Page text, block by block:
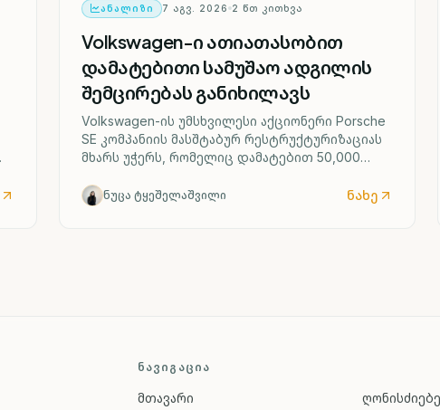
ᲐᲜᲐᲚᲘᲖᲘ 7 ᲐᲒᲕ. 2026 2 ᲬᲗ ᲙᲘᲗᲮᲕᲐ
Volkswagen-ი ათიათასობით
დამატებითი სამუშაო ადგილის
შემცირებას განიხილავს
Volkswagen-ის უმსხვილესი აქციონერი Porsche
SE კომპანიის მასშტაბურ რესტრუქტურიზაციას
მხარს უჭერს, რომელიც დამატებით 50,000
გერმანული ქარხნის შესაძლო დახურვას
ითვალისწინებს.
ნუცა ტყეშელაშვილი ნახე
ᲜᲐᲕᲘᲒᲐᲪᲘᲐ
მთავარი